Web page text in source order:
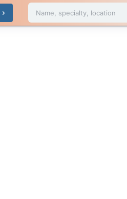
Name, specialty, location